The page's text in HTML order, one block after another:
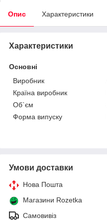
Опис Характеристики
Характеристики
Основні
Виробник
Країна виробник
Об`єм
Форма випуску
Умови доставки
Нова Пошта
Магазини Rozetka
Самовивіз